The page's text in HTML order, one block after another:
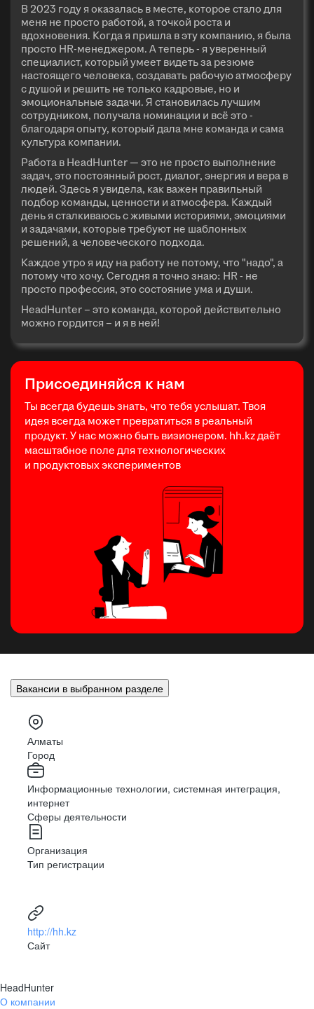
В 2023 году я оказалась в месте, которое стало для
меня не просто работой, а точкой роста и
вдохновения. Когда я пришла в эту компанию, я была
просто HR-менеджером. А теперь - я уверенный
специалист, который умеет видеть за резюме
настоящего человека, создавать рабочую атмосферу
с душой и решить не только кадровые, но и
эмоциональные задачи. Я становилась лучшим
сотрудником, получала номинации и всё это -
благодаря опыту, который дала мне команда и сама
культура компании.
Работа в HeadHunter — это не просто выполнение
задач, это постоянный рост, диалог, энергия и вера в
людей. Здесь я увидела, как важен правильный
подбор команды, ценности и атмосфера. Каждый
день я сталкиваюсь с живыми историями, эмоциями
и задачами, которые требуют не шаблонных
решений, а человеческого подхода.
Каждое утро я иду на работу не потому, что "надо", а
потому что хочу. Сегодня я точно знаю: HR - не
просто профессия, это состояние ума и души.
HeadHunter – это команда, которой действительно
можно гордится – и я в ней!
Присоединяйся к нам
Ты всегда будешь знать, что тебя услышат. Твоя
идея всегда может превратиться в реальный
продукт. У нас можно быть визионером. hh.kz даёт
масштабное поле для технологических
и продуктовых экспериментов
Вакансии в выбранном разделе
Алматы
Город
Информационные технологии, системная интеграция,
интернет
Сферы деятельности
Организация
Тип регистрации
http://hh.kz
Сайт
HeadHunter
О компании